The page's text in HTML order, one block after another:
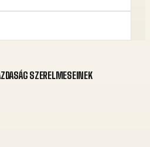
SZERELMESEINEK